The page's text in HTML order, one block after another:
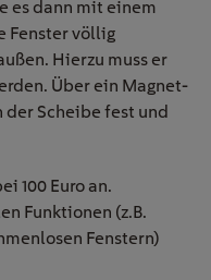
es dann mit einem
Fenster völlig
Hierzu muss er
Über ein Magnet-
der Scheibe fest und
100 Euro an.
Funktionen (z.B.
Fenstern)